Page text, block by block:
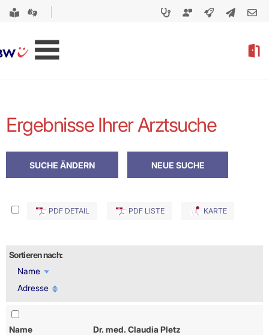
Ergebnisse Ihrer Arztsuche
PDF DETAIL PDF LISTE KARTE
Sortieren nach:
Name
Adresse
Name Dr. med. Claudia Pletz